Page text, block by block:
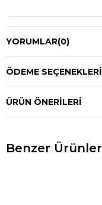
YORUMLAR(0)
ÖDEME SEÇENEKLERI
ÜRÜN ÖNERILERI
Benzer Ürünler